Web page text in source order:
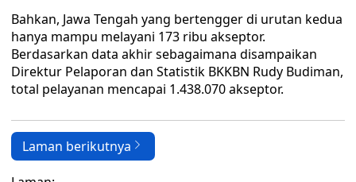
Bahkan, Jawa Tengah yang bertengger di urutan kedua
hanya mampu melayani 173 ribu akseptor.
Berdasarkan data akhir sebagaimana disampaikan
Direktur Pelaporan dan Statistik BKKBN Rudy Budiman,
total pelayanan mencapai 1.438.070 akseptor.
Laman berikutnya